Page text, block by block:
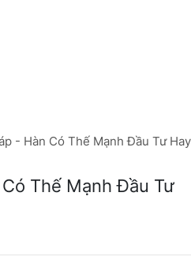
- Hàn Có Thế Mạnh Đầu Tư
Thế Mạnh Đầu Tư